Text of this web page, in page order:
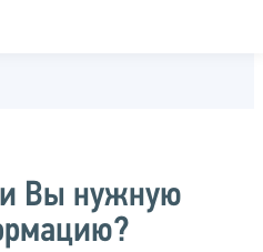
Вы нужную